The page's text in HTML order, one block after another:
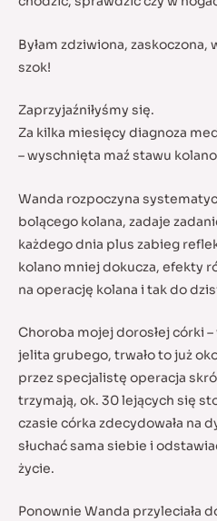
Byłam zdziwiona,
szok!
Zaprzyjaźniłyśmy się.
Za kilka miesięcy diagnoza
– wyschnięta maź stawu
Wanda rozpoczyna
bolącego kolana, zadaje
każdego dnia plus zabieg
kolano mniej dokucza, efekty
na operację kolana i tak do
Choroba mojej dorosłej córki
jelita grubego, trwało to już
przez specjalistę operacja
trzymają, ok. 30 lejących się
czasie córka zdecydowała na
słuchać sama siebie i
życie.
Ponownie Wanda przyleciała